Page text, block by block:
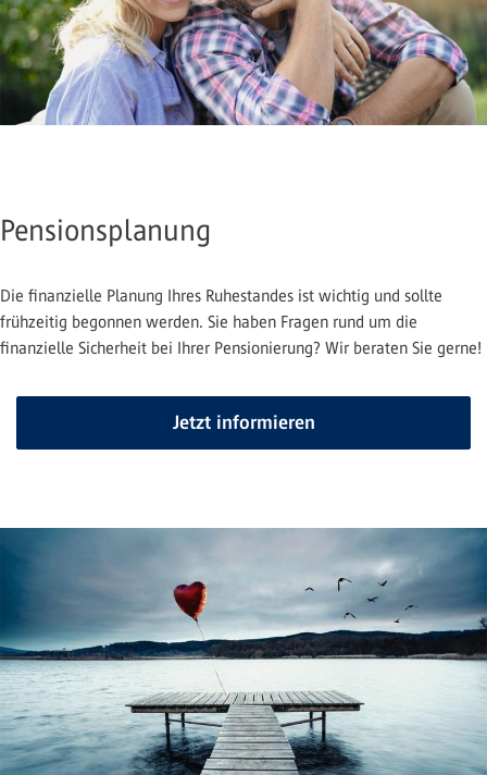
Pensionsplanung
Die finanzielle Planung Ihres Ruhestandes ist wichtig und sollte
frühzeitig begonnen werden. Sie haben Fragen rund um die
finanzielle Sicherheit bei Ihrer Pensionierung? Wir beraten Sie gerne!
Jetzt informieren